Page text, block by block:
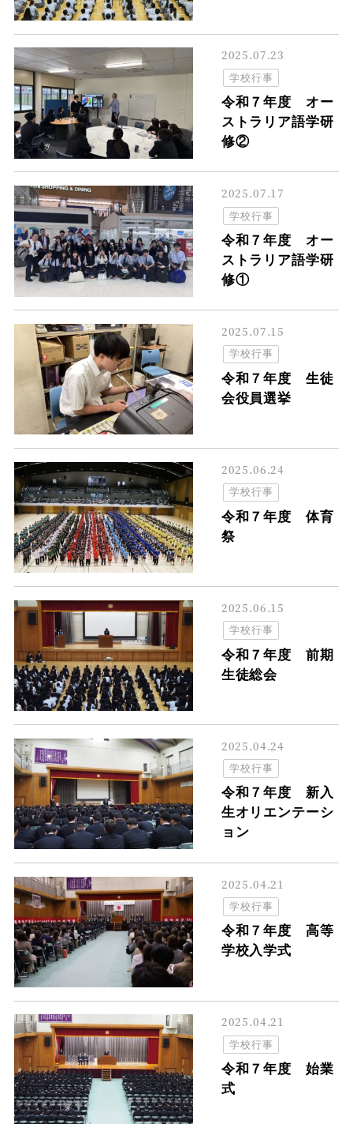
2025.07.23
学校行事
令和７年度 オー
ストラリア語学研
修②
2025.07.17
学校行事
令和７年度 オー
ストラリア語学研
修①
2025.07.15
学校行事
令和７年度 生徒
会役員選挙
2025.06.24
学校行事
令和７年度 体育
祭
2025.06.15
学校行事
令和７年度 前期
生徒総会
2025.04.24
学校行事
令和７年度 新入
生オリエンテーシ
ョン
2025.04.21
学校行事
令和７年度 高等
学校入学式
2025.04.21
学校行事
令和７年度 始業
式